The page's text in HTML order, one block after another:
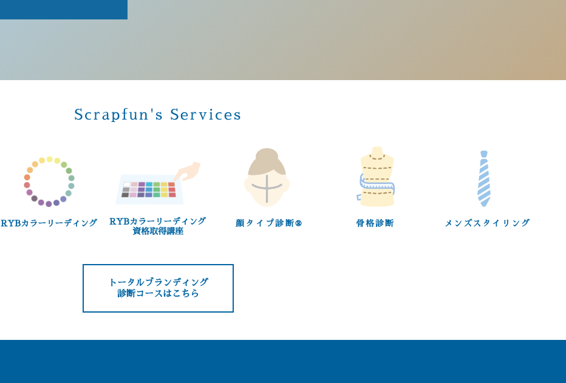
Scrapfun's Services
RYBカラーリーディング
RYBカラーリーディング
資格取得講座
顔タイプ診断®︎ 骨格診断 メンズスタイリング
トータルブランディング
診断コースはこちら